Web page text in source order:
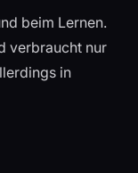
beim Lernen.
verbraucht nur
in